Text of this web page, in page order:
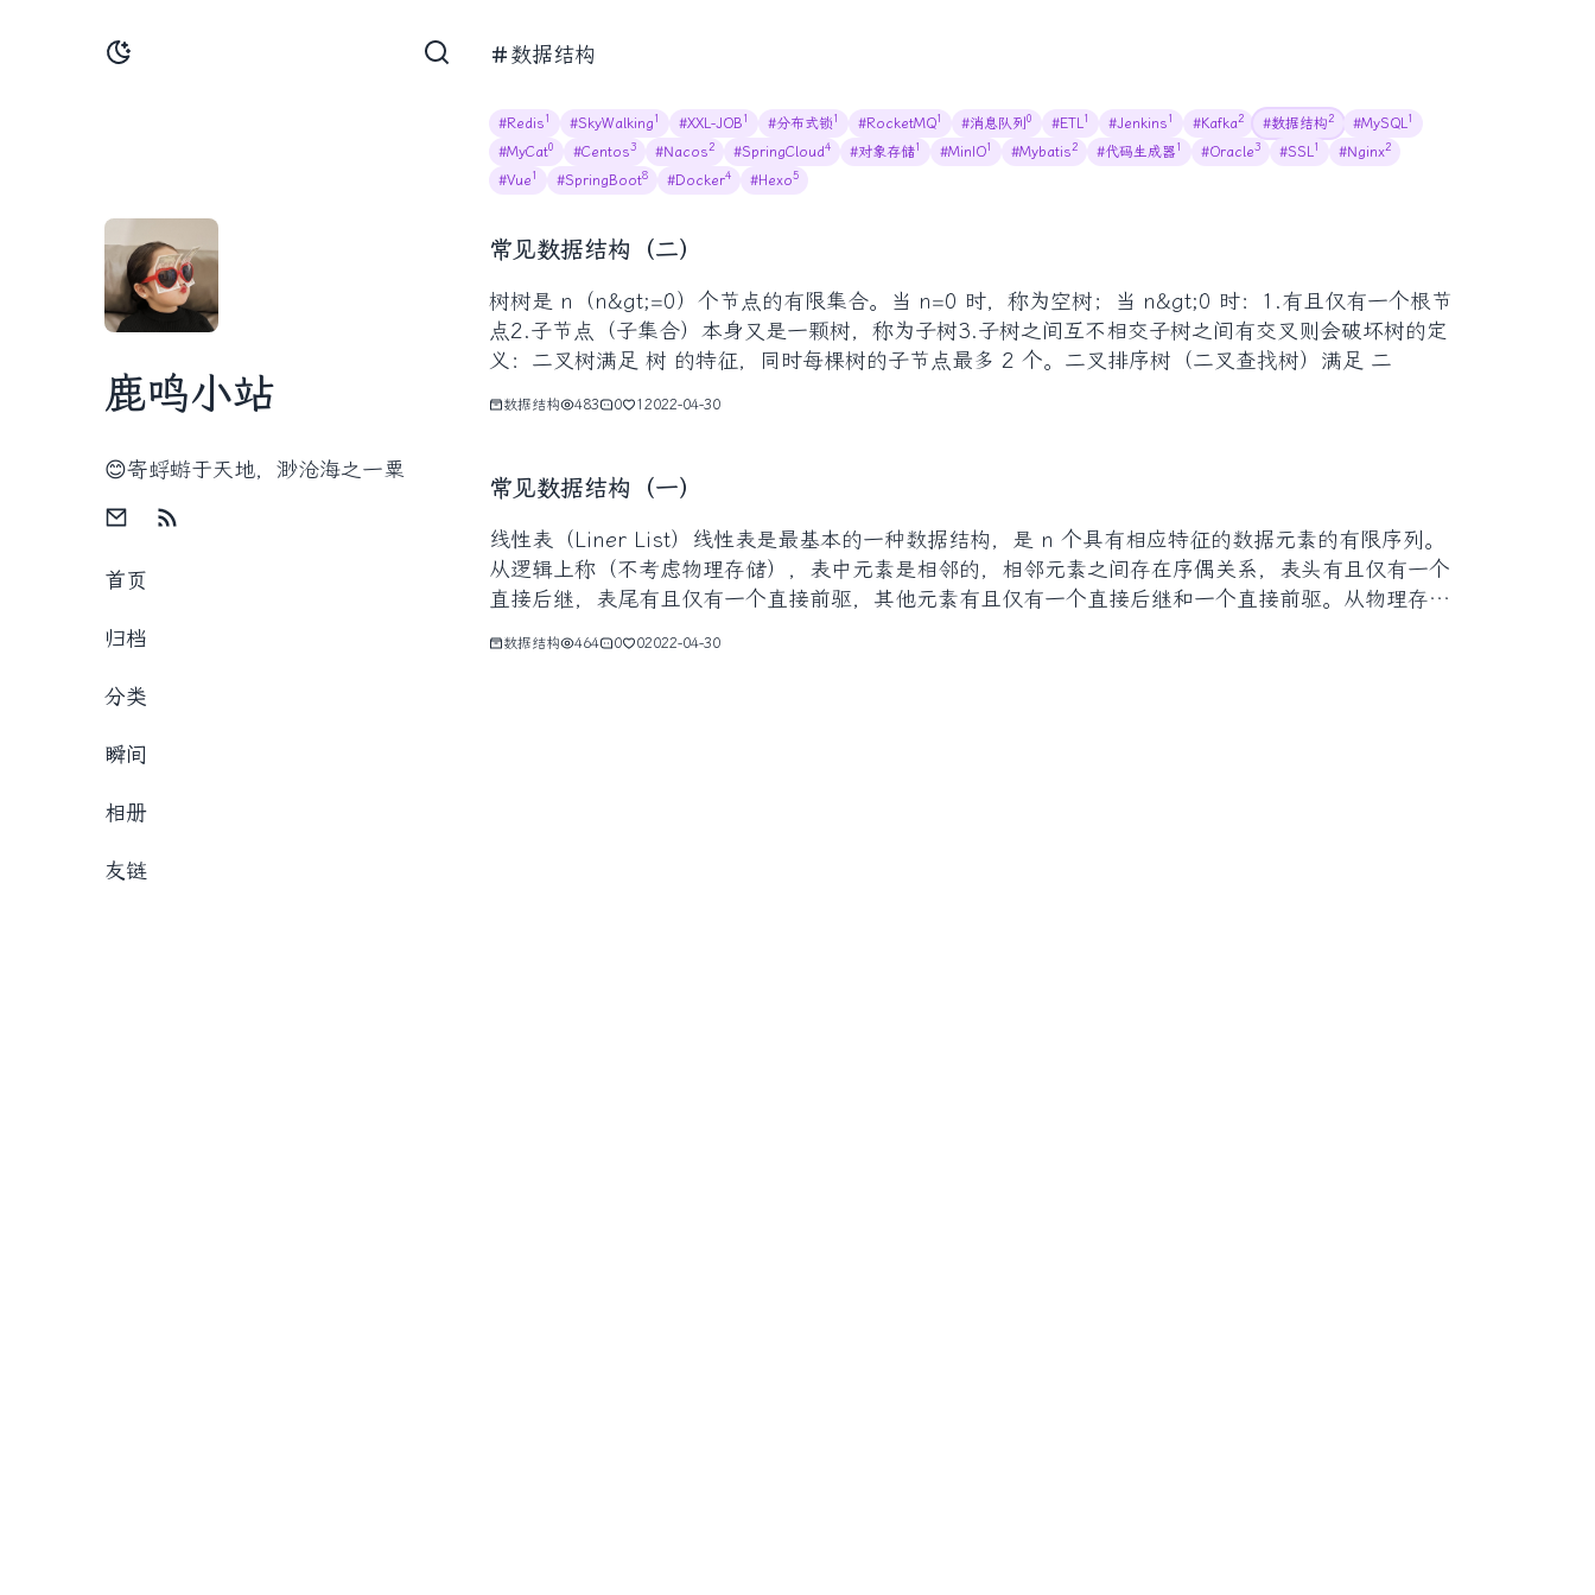
鹿鸣小站
😊寄蜉蝣于天地，渺沧海之一粟
首页
归档
分类
瞬间
相册
友链
数据结构
#Redis 1 #SkyWalking 1 #XXL-JOB 1 #分布式锁 1 #RocketMQ1 #消息队列 0 #ETL1 #Jenkins 1 #Kafka2 #数据结构 2 #MySQL1
#MyCat0 #Centos3 #Nacos 2 #SpringCloud4 #对象存储1 #MinIO1 #Mybatis 2 #代码生成器 1 #Oracle3 #SSL1 #Nginx2
#Vue 1 #SpringBoot8 #Docker4 #Hexo5
常见数据结构（二）
树树是 n（n&gt;=0）个节点的有限集合。当 n=0 时，称为空树；当 n&gt;0 时：1.有且仅有一个根节
点2.子节点（子集合）本身又是一颗树，称为子树3.子树之间互不相交子树之间有交叉则会破坏树的定
义：二叉树满足 树 的特征，同时每棵树的子节点最多 2 个。二叉排序树（二叉查找树）满足 二
数据结构 483 0 1 2022-04-30
常见数据结构（一）
线性表（Liner List）线性表是最基本的一种数据结构，是 n 个具有相应特征的数据元素的有限序列。
从逻辑上称（不考虑物理存储），表中元素是相邻的，相邻元素之间存在序偶关系，表头有且仅有一个
直接后继，表尾有且仅有一个直接前驱，其他元素有且仅有一个直接后继和一个直接前驱。从物理存储
数据结构 464 0 02022-04-30